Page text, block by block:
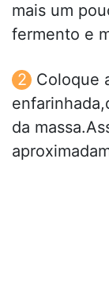
mais um
fermento e
Coloque
da